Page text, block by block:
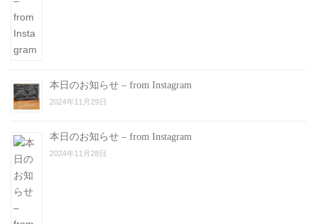
本日のお知らせ – from Instagram
2024年11月29日
本日のお知らせ – from Instagram
2024年11月28日